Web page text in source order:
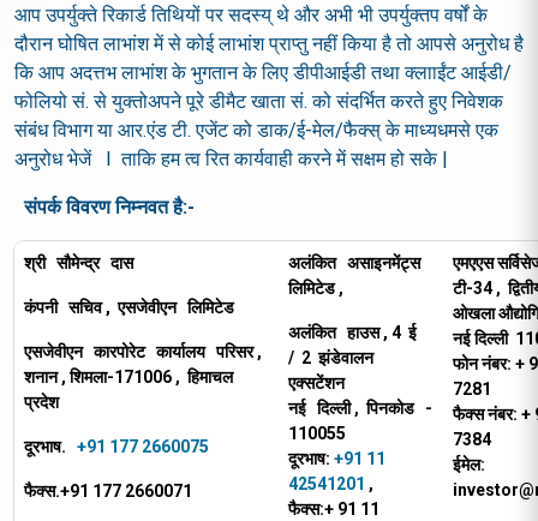
आप उपर्युक्ते रिकार्ड तिथियों पर सदस्य् थे और अभी भी उपर्युक्तप वर्षों के
दौरान घोषित लाभांश में से कोई लाभांश प्राप्तु नहीं किया है तो आपसे अनुरोध है
कि आप अदत्तभ लाभांश के भुगतान के लिए डीपीआईडी तथा क्लााईंट आईडी/
फोलियो सं. से युक्तोअपने पूरे डीमैट खाता सं. को संदर्भित करते हुए निवेशक
संबंध विभाग या आर.एंड टी. एजेंट को डाक/ई-मेल/फैक्स् के माध्यधमसे एक
अनुरोध भेजें I ताकि हम त्व रित कार्यवाही करने में सक्षम हो सके |
संपर्क विवरण निम्नवत है:-
श्री सौमेन्द्र दास
कंपनी सचिव , एसजेवीएन लिमिटेड
एसजेवीएन कारपोरेट कार्यालय परिसर ,
शनान , शिमला-171006 , हिमाचल
प्रदेश
दूरभाष. +91 177 2660075
फैक्‍स.+91 177 2660071
अलंकित असाइनमेंट्स
लिमिटेड ,
अलंकित हाउस , 4 ई
/ 2 झंडेवालन
एक्सटेंशन
नई दिल्ली , पिनकोड
-
110055
दूरभाष: +91 11
42541201 ,
फैक्‍स:+ 91 11
एमएएस
टी-34 ,
ओखला
नई दिल्ली
फोन नंबर: +
7281
फैक्स नंबर: +
7384
ईमेल: